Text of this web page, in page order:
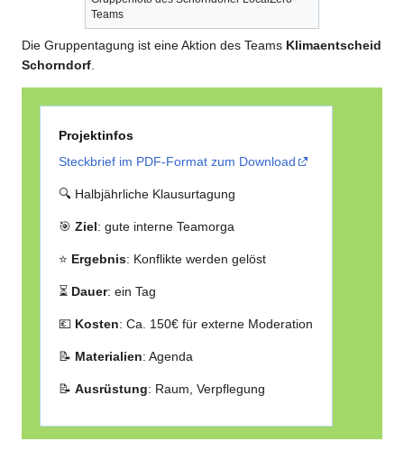
Teams
Die Gruppentagung ist eine Aktion des Teams Klimaentscheid
Schorndorf
Projektinfos
Steckbrief im PDF-Format zum Download
🔍 Halbjährliche Klausurtagung
🎯Ziel: gute interne Teamorga
⭐ Ergebnis: Konflikte werden gelöst
⏳ Dauer: ein Tag
💶 Kosten: Ca. 150€ für externe Moderation
📝 Materialien: Agenda
📝Ausrüstung: Raum, Verpflegung